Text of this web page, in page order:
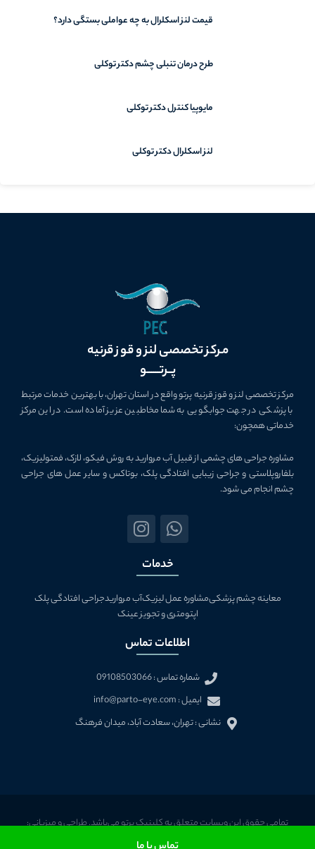
قیمت لنز اسکلرال به چه عواملی بستگی دارد؟
طرح درمان تنبلی چشم دکتر توکلی
مایوپیا کنترل دکتر توکلی
لنز اسکلرال دکتر توکلی
مـرکز تخصصی لنز و قوز قرنیه
پــرتــــــو
مرکز تخصصی لنز و قوز قرنیه پرتو واقع در استان تهران، با بهترین خدمات مرتبط
با پزشکی در جهت جوابگویی به شما مخاطبین عزیز آماده است. در این مرکز
خدماتی همچون:
مشاوره جراحی­ های چشمی از قبیل آب مروارید به روش فیکو، لازک، فمتولیزیک،
بلفاروپلاستی و جراحی زیبایی افتادگی پلک، بوتاکس و سایر عمل های جراحی
چشم انجام می شود.
W
h
a
t
s
a
p
p
I
n
t
a
g
r
a
m
خدمات
معاینه چشم پزشکیمشاوره عمل لیزیکآب مرواریدجراحی افتادگی پلک
اپتومتری و تجویز عینک
اطلاعات تماس
شماره تماس : 09108503066
ایمیل : info@parto-eye.com
نشانی : تهران، سعادت آباد، ميدان فرهنگ
تمامی حقوق این وبسایت متعلق به کلینیک پرتو می‌باشد. طراحی و میزبانی:
وبسایتکس